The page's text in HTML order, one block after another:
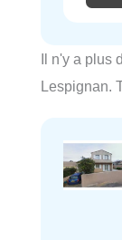
Il n'y a
Lespignan.